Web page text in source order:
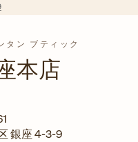
タン ブティック
本店
銀座 4-3-9